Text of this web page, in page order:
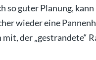
so guter Planung,
wieder eine
mit, der „gestrandete“